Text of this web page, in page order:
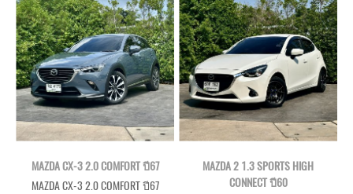
MAZDA CX-3 2.0 COMFORT ปี67
MAZDA CX-3 2.0 COMFORT ปี67
MAZDA 2 1.3 SPORTS HIGH
CONNECT ปี60